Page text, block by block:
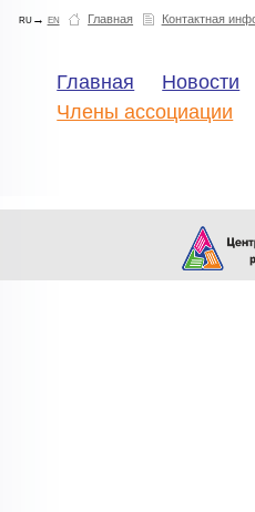
Контактная
Главная
ru→ en
Главная
Новости
Члены ассоциации